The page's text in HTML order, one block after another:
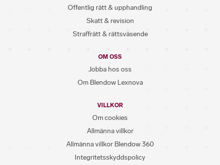
Offentlig rätt & upphandling
Skatt & revision
Straffrätt & rättsväsende
OM OSS
Jobba hos oss
Om Blendow Lexnova
VILLKOR
Om cookies
Allmänna villkor
Allmänna villkor Blendow 360
Integritetsskyddspolicy